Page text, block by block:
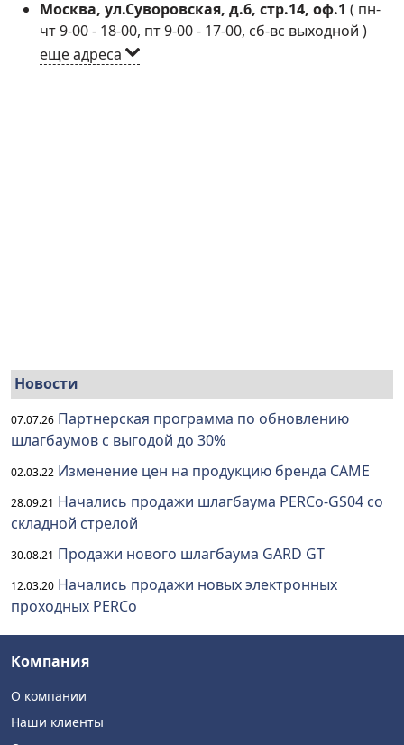
Москва, ул.Суворовская, д.6, стр.14, оф.1 ( пн-
чт 9-00 - 18-00, пт 9-00 - 17-00, сб-вс выходной )
еще адреса
Новости
07.07.26 Партнерская программа по обновлению
шлагбаумов с выгодой до 30%
02.03.22 Изменение цен на продукцию бренда CAME
28.09.21 Начались продажи шлагбаума PERCo-GS04 со
складной стрелой
30.08.21 Продажи нового шлагбаума GARD GT
12.03.20 Начались продажи новых электронных
проходных PERCo
Компания
О компании
Наши клиенты